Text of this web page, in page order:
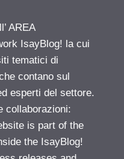
AREA
IsayBlog! la cui
tematici di
contano sul
esperti del settore.
collaborazioni:
is part of the
the IsayBlog!